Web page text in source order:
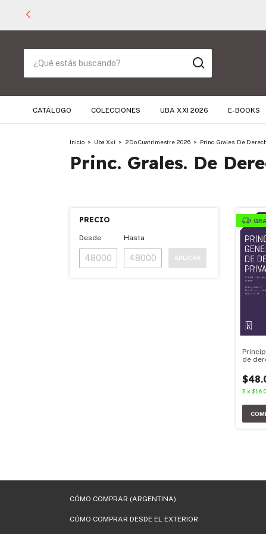
CATÁLOGO COLECCIONES UBA XXI 2026 E-BOOKS
Inicio > Uba Xxi > 2Do Cuatrimestre 2026 > Princ. Grales. De
Princ. Grales. De
PRECIO
Desde Hasta
APLICAR
de
3 x
CÓMO COMPRAR (ARGENTINA)
CÓMO COMPRAR DESDE EL EXTERIOR